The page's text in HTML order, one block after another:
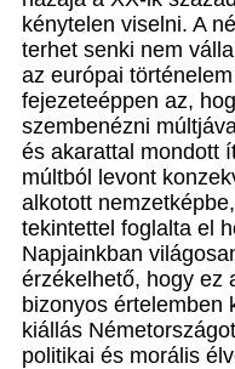
kénytelen viselni. A
terhet senki nem
az európai
fejezeteéppen az,
szembenézni
és akarattal mondott
múltból levont
alkotott
tekintettel foglalta el
Napjainkban
érzékelhető, hogy ez
bizonyos értelemben
kiállás
politikai és morális